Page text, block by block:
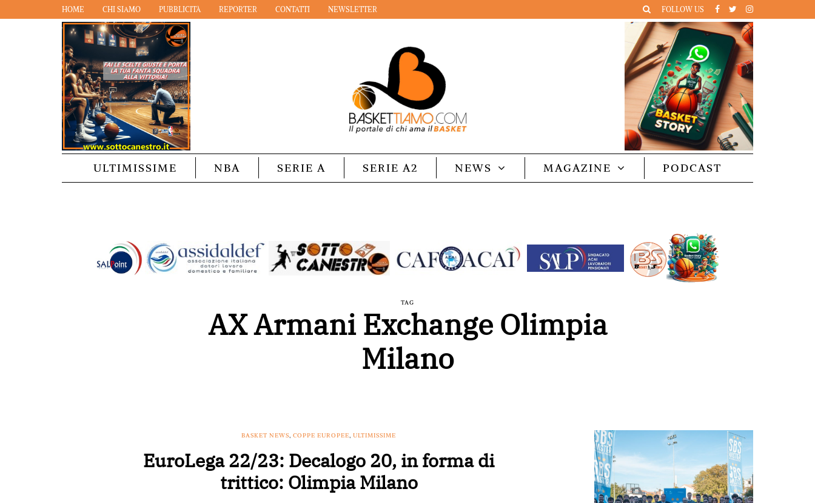
HOME CHI SIAMO PUBBLICITÀ REPORTER CONTATTI NEWSLETTER FOLLOW US
ULTIMISSIME NBA SERIE A SERIE A2 NEWS MAGAZINE PODCAST
TAG
AX Armani Exchange Olimpia
Milano
BASKET NEWS,COPPE EUROPEE,ULTIMISSIME
EuroLega 22/23: Decalogo 20, in forma di
trittico: Olimpia Milano